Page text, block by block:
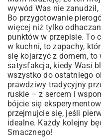
wywód Was nie
Bo przygotowanie
więcej niż tylko
punktów w przepisie. To
w kuchni, to zapachy,
się kojarzyć z domem, to
satysfakcja, kiedy Wasi
wszystko do ostatniego
prawdziwy tradycyjny
ruskie – z sercem i
bójcie się
przejmujcie się, jeśli
idealne. Każdy kolejny
Smacznego!